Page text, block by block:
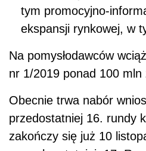
tym promocyjno-
ekspansji rynkowej, w
Na pomysłodawców
nr 1/2019 ponad 100 mln
Obecnie trwa nabór
przedostatniej 16. rundy
zakończy się już 10